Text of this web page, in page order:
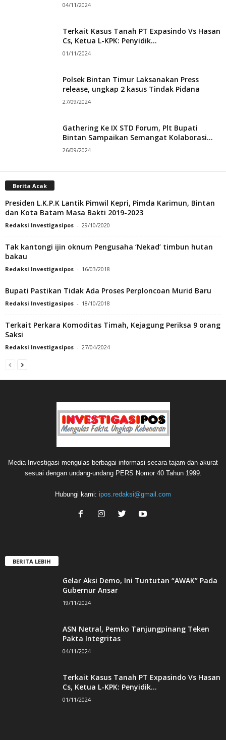
04/11/2024
Terkait Kasus Tanah PT Expasindo Vs Hasan
Cs, Ketua L-KPK: Penyidik...
01/11/2024
Polsek Bintan Timur Laksanakan Press
release, ungkap 2 kasus Tindak Pidana
27/09/2024
Gathering Ke IX STD Forum, Plt Bupati
Bintan Sampaikan Semangat Kolaborasi...
26/09/2024
Berita Acak
Presiden L.K.P.K Lantik Pimwil Kepri, Pimda Karimun, Bintan
dan Kota Batam Masa Bakti 2019-2023
Redaksi Investigasipos - 29/10/2020
Tak kantongi ijin oknum Pengusaha ‘Nekad’ timbun hutan
bakau
Redaksi Investigasipos - 16/03/2018
Bupati Pastikan Tidak Ada Proses Perploncoan Murid Baru
Redaksi Investigasipos - 18/10/2018
Terkait Perkara Komoditas Timah, Kejagung Periksa 9 orang
Saksi
Redaksi Investigasipos - 27/04/2024
Media Investigasi mengulas berbagai informasi secara tajam dan akurat
sesuai dengan undang-undang PERS Nomor 40 Tahun 1999.
Hubungi kami: ipos.redaksi@gmail.com
BERITA LEBIH
Gelar Aksi Demo, Ini Tuntutan “AWAK” Pada
Gubernur Ansar
19/11/2024
ASN Netral, Pemko Tanjungpinang Teken
Pakta Integritas
04/11/2024
Terkait Kasus Tanah PT Expasindo Vs Hasan
Cs, Ketua L-KPK: Penyidik...
01/11/2024